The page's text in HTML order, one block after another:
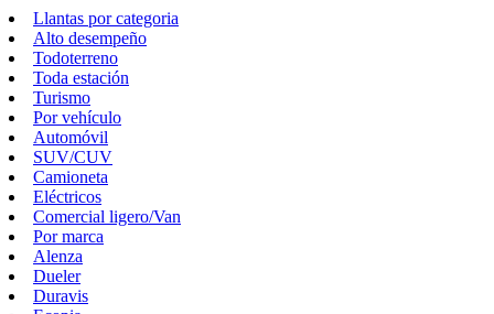
Llantas por categoria
Alto desempeño
Todoterreno
Toda estación
Turismo
Por vehículo
Automóvil
SUV/CUV
Camioneta
Eléctricos
Comercial ligero/Van
Por marca
Alenza
Dueler
Duravis